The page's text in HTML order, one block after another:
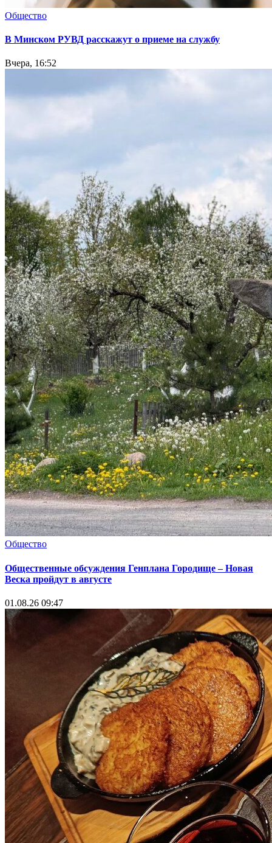
Общество
В Минском РУВД расскажут о приеме на службу
Вчера, 16:52
Общество
Общественные обсуждения Генплана Городище – Новая
Веска пройдут в августе
01.08.26 09:47